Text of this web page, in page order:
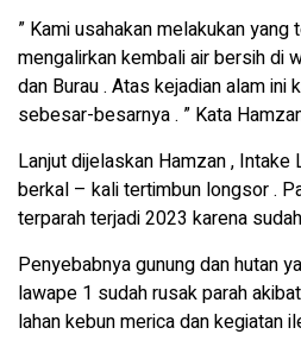
” Kami usahakan melakukan yang
mengalirkan kembali air bersih di
dan Burau . Atas kejadian alam ini
sebesar-besarnya . ” Kata
Lanjut dijelaskan Hamzan ,
berkal – kali tertimbun longsor .
terparah terjadi 2023 karena
Penyebabnya gunung dan hutan
lawape 1 sudah rusak parah
lahan kebun merica dan kegiatan